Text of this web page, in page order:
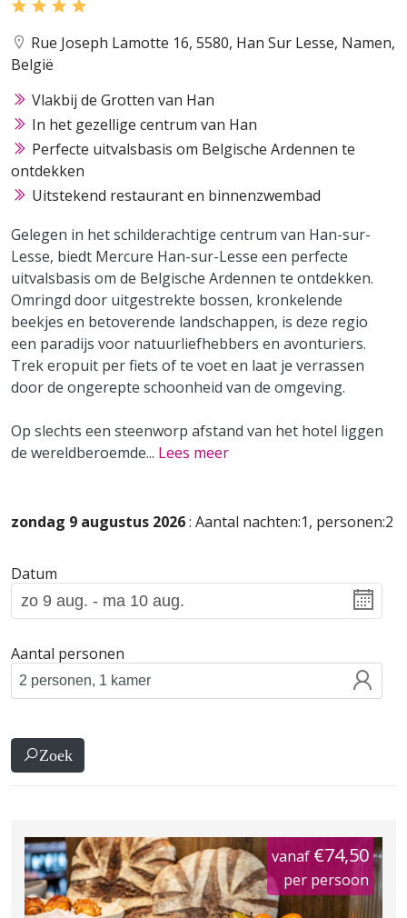
Rue Joseph Lamotte 16, 5580, Han Sur Lesse, Namen,
België
Vlakbij de Grotten van Han
In het gezellige centrum van Han
Perfecte uitvalsbasis om Belgische Ardennen te
ontdekken
Uitstekend restaurant en binnenzwembad
Gelegen in het schilderachtige centrum van Han-sur-
Lesse, biedt Mercure Han-sur-Lesse een perfecte
uitvalsbasis om de Belgische Ardennen te ontdekken.
Omringd door uitgestrekte bossen, kronkelende
beekjes en betoverende landschappen, is deze regio
een paradijs voor natuurliefhebbers en avonturiers.
Trek eropuit per fiets of te voet en laat je verrassen
door de ongerepte schoonheid van de omgeving.
Op slechts een steenworp afstand van het hotel liggen
de wereldberoemde... Lees meer
zondag 9 augustus 2026: Aantal nachten:1, personen:2
Datum
Aantal personen
Zoek
vanaf €74,50
per persoon